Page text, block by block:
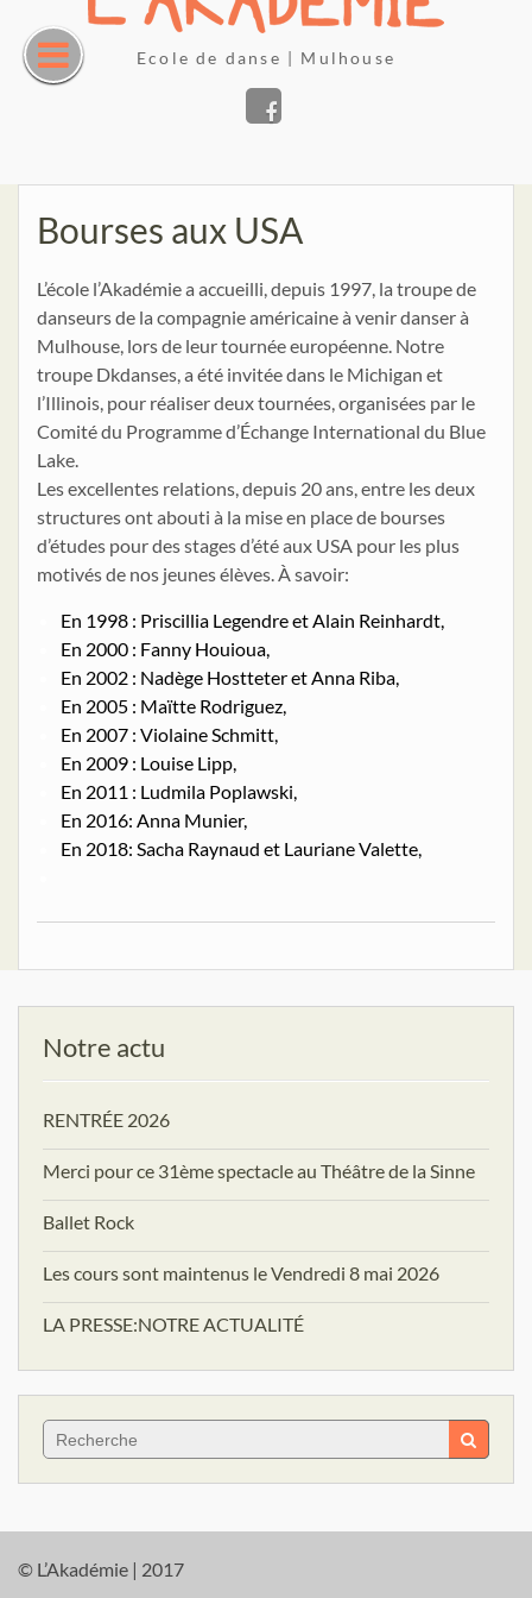
content
Ecole de danse | Mulhouse
Bourses aux USA
L’école l’Akadémie a accueilli, depuis 1997, la troupe de
danseurs de la compagnie américaine à venir danser à
Mulhouse, lors de leur tournée européenne. Notre
troupe Dkdanses, a été invitée dans le Michigan et
l’Illinois, pour réaliser deux tournées, organisées par le
Comité du Programme d’Échange International du Blue
Lake.
Les excellentes relations, depuis 20 ans, entre les deux
structures ont abouti à la mise en place de bourses
d’études pour des stages d’été aux USA pour les plus
motivés de nos jeunes élèves. À savoir:
En 1998 : Priscillia Legendre et Alain Reinhardt,
En 2000 : Fanny Houioua,
En 2002 : Nadège Hostteter et Anna Riba,
En 2005 : Maïtte Rodriguez,
En 2007 : Violaine Schmitt,
En 2009 : Louise Lipp,
En 2011 : Ludmila Poplawski,
En 2016: Anna Munier,
En 2018: Sacha Raynaud et Lauriane Valette,
Notre actu
RENTRÉE 2026
Merci pour ce 31ème spectacle au Théâtre de la Sinne
Ballet Rock
Les cours sont maintenus le Vendredi 8 mai 2026
LA PRESSE:NOTRE ACTUALITÉ
Search
for:
© L’Akadémie | 2017